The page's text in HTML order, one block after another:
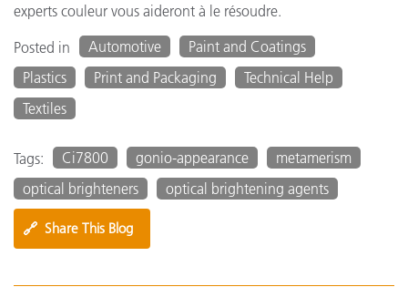
experts couleur vous aideront à le résoudre.
Posted in
Automotive
Paint and Coatings
Plastics
Print and Packaging
Technical Help
Textiles
Tags: Ci7800 gonio-appearance
metamerism
optical brighteners
optical brightening agents
🔗 Share This Blog